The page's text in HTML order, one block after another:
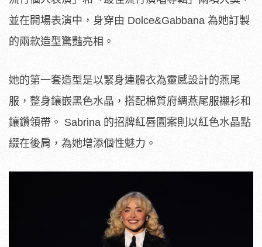
並在開場表演中，身穿由 Dolce&Gabbana 為她訂製
的兩款造型驚豔亮相。
她的第一套造型是以緊身連體衣為靈感設計的燕尾
服，整身鑲嵌黑色水晶，搭配棉質府綢燕尾服襯衫和
鑲鑽領帶。 Sabrina 的招牌紅唇圖案則以紅色水晶點
綴在後肩，為她增添個性魅力。